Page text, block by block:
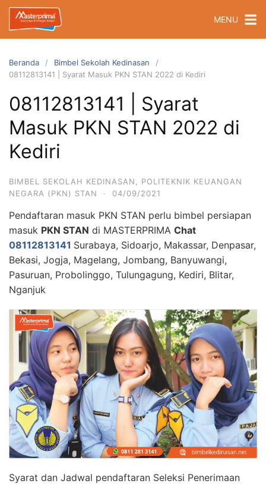
Langsung
konten
MENU
Beranda
Bimbel Sekolah Kedinasan
08112813141 | Syarat Masuk PKN STAN 2022 di Kediri
08112813141 | Syarat
Masuk PKN STAN 2022 di
Kediri
BIMBEL SEKOLAH KEDINASAN
POLITEKNIK KEUANGAN
NEGARA (PKN) STAN
· 04/09/2021
Pendaftaran masuk PKN STAN perlu bimbel persiapan
masuk PKN STAN di MASTERPRIMA Chat
08112813141 Surabaya, Sidoarjo, Makassar, Denpasar,
Bekasi, Jogja, Magelang, Jombang, Banyuwangi,
Pasuruan, Probolinggo, Tulungagung, Kediri, Blitar,
Nganjuk
Syarat dan Jadwal pendaftaran Seleksi Penerimaan